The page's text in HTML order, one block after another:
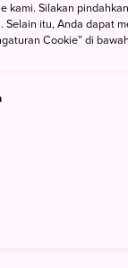
kami. Silakan
Selain itu, Anda dapat
Cookie” di